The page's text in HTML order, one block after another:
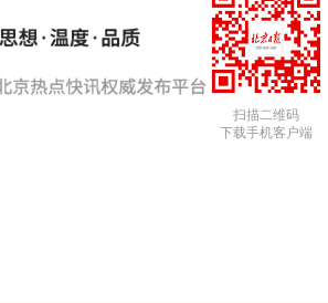
扫描二维码
下载手机客户端